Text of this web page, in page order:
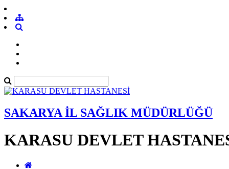
SAKARYA İL SAĞLIK MÜDÜRLÜĞÜ
KARASU DEVLET